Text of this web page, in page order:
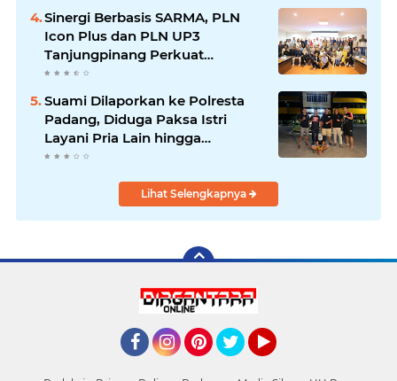
Sinergi Berbasis SARMA, PLN
Icon Plus dan PLN UP3
Tanjungpinang Perkuat
Kolaborasi Strategis
Suami Dilaporkan ke Polresta
Padang, Diduga Paksa Istri
Layani Pria Lain hingga
Berulang Kali
Lihat Selengkapnya